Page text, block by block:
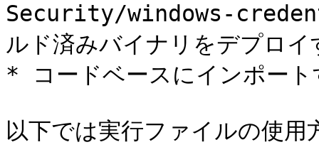
Security/windows-
ルド済みバイナリをデプロイ
* コードベースにインポート
以下では実行ファイルの使用